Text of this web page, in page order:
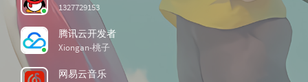
1327729153
腾讯云开发者
Xiongan-桃子
网易云音乐